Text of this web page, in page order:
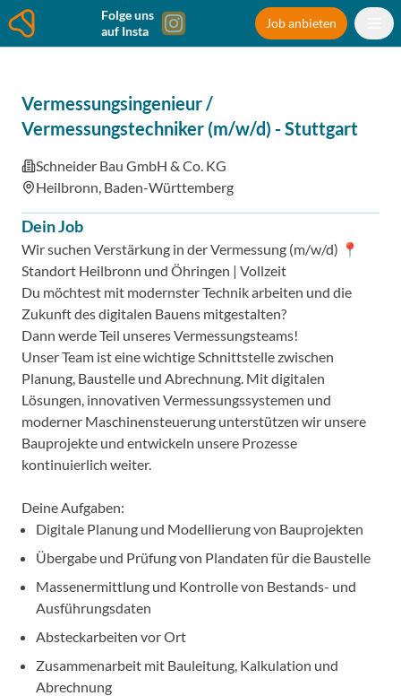
Folge uns
auf Insta
Job anbieten
Vermessungsingenieur /
Vermessungstechniker (m/w/d) -Stuttgart
Schneider Bau GmbH & Co. KG
Heilbronn, Baden-Württemberg
Dein Job
Wir suchen Verstärkung in der Vermessung (m/w/d) 📍
Standort Heilbronn und Öhringen | Vollzeit
Du möchtest mit modernster Technik arbeiten und die
Zukunft des digitalen Bauens mitgestalten?
Dann werde Teil unseres Vermessungsteams!
Unser Team ist eine wichtige Schnittstelle zwischen
Planung, Baustelle und Abrechnung. Mit digitalen
Lösungen, innovativen Vermessungssystemen und
moderner Maschinensteuerung unterstützen wir unsere
Bauprojekte und entwickeln unsere Prozesse
kontinuierlich weiter.
Deine Aufgaben:
Digitale Planung und Modellierung von Bauprojekten
Übergabe und Prüfung von Plandaten für die Baustelle
Massenermittlung und Kontrolle von Bestands- und
Ausführungsdaten
Absteckarbeiten vor Ort
Zusammenarbeit mit Bauleitung, Kalkulation und
Abrechnung